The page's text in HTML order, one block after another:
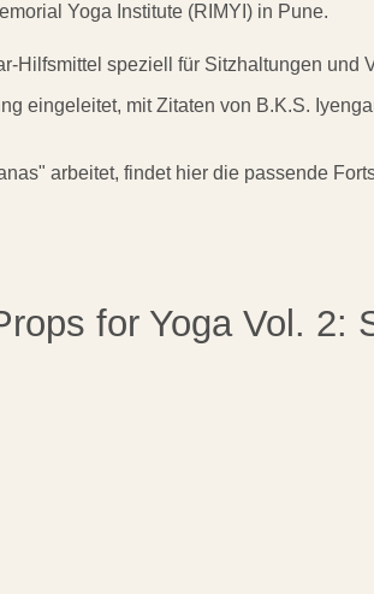
Yoga Institute (RIMYI) in Pune.
Hilfsmittel speziell für Sitzhaltungen und
eingeleitet, mit Zitaten von B.K.S.
arbeitet, findet hier die passende
for Yoga Vol. 2: